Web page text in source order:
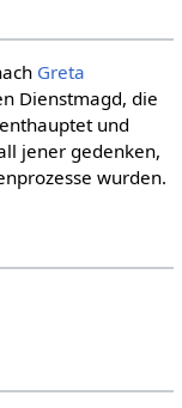
Greta
Dienstmagd, die
und
jener gedenken,
wurden.